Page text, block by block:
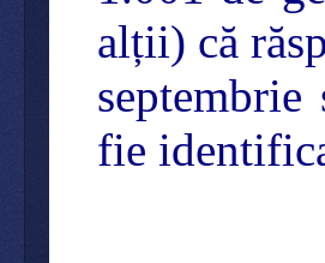
alții) că
fie